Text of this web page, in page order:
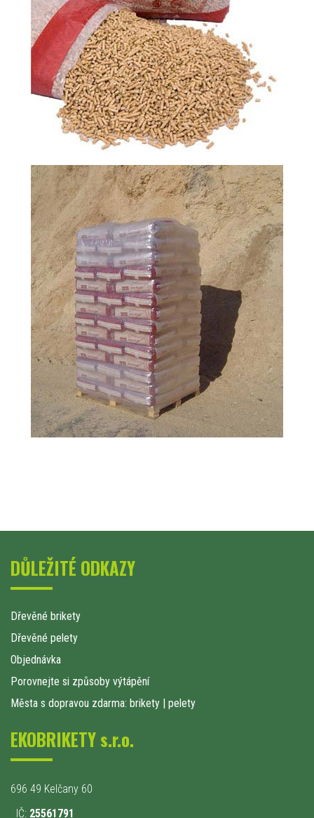
DŮLEŽITÉ ODKAZY
Dřevěné brikety
Dřevěné pelety
Objednávka
Porovnejte si způsoby výtápění
Města s dopravou zdarma: brikety | pelety
EKOBRIKETY s.r.o.
696 49 Kelčany 60
IČ: 25561791